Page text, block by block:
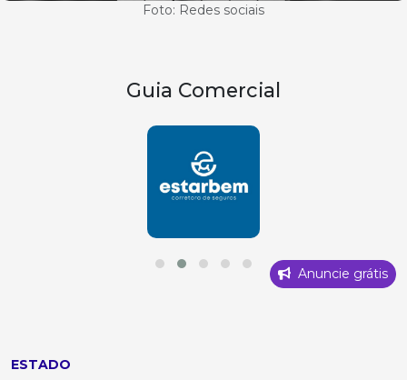
Foto: Redes sociais
Guia Comercial
Anuncie grátis
ESTADO